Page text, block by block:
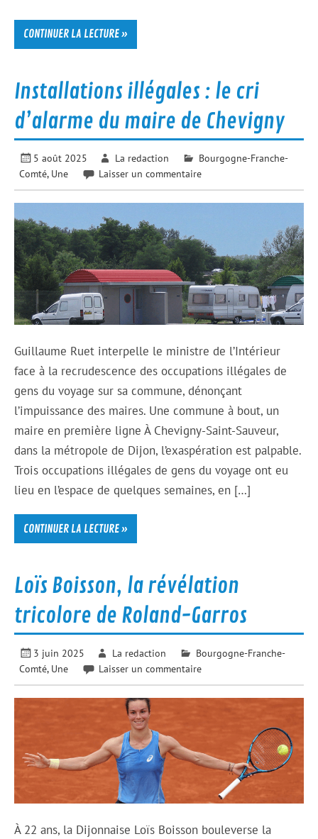
CONTINUER LA LECTURE »
Installations illégales : le cri
d’alarme du maire de Chevigny
5 août 2025 La redaction
Bourgogne-Franche-
Comté, Une Laisser un commentaire
Guillaume Ruet interpelle le ministre de l’Intérieur
face à la recrudescence des occupations illégales de
gens du voyage sur sa commune, dénonçant
l’impuissance des maires. Une commune à bout, un
maire en première ligne À Chevigny-Saint-Sauveur,
dans la métropole de Dijon, l’exaspération est palpable.
Trois occupations illégales de gens du voyage ont eu
lieu en l’espace de quelques semaines, en […]
CONTINUER LA LECTURE »
Loïs Boisson, la révélation
tricolore de Roland-Garros
3 juin 2025 La redaction
Bourgogne-Franche-
Comté, Une Laisser un commentaire
À 22 ans, la Dijonnaise Loïs Boisson bouleverse la